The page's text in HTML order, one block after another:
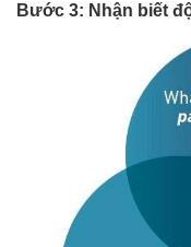
Bước 3: Nhận biết